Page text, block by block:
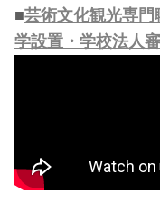
■芸術文化観光専
学設置・学校法人